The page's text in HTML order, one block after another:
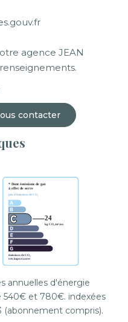
agence JEAN
contacter
annuelles d'énergie
540€ et 780€. indexées
(abonnement compris).